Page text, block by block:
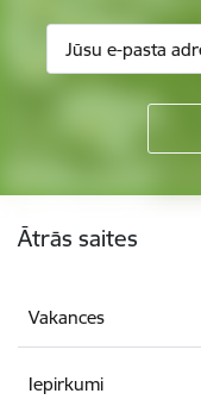
Ātrās saites
Vakances
Iepirkumi